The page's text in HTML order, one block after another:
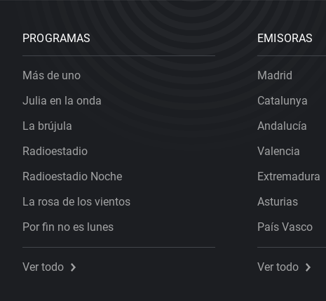
PROGRAMAS
Más de uno
Julia en la onda
La brújula
Radioestadio
Radioestadio Noche
La rosa de los vientos
Por fin no es lunes
Ver todo
EMISORAS
Madrid
Catalunya
Andalucía
Valencia
Extremadura
Asturias
País Vasco
Ver todo